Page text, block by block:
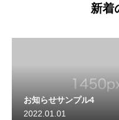
新着
お知らせサンプル4
2022.01.01